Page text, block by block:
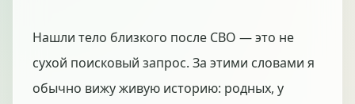
Нашли тело близкого после СВО — это не
сухой поисковый запрос. За этими словами я
обычно вижу живую историю: родных, у